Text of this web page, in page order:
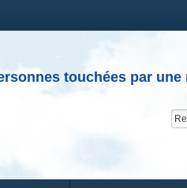
touchées par une